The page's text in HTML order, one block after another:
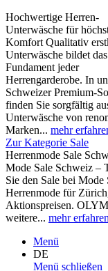
Hochwertige Herren-
Unterwäsche für
Komfort Qualitativ
Unterwäsche bildet das
Fundament jeder
Herrengarderobe. In
Schweizer Premium-
finden Sie sorgfältig
Unterwäsche von
Marken... mehr
Zur Kategorie Sale
Herrenmode Sale
Mode Sale Schweiz –
Sie den Sale bei
Herrenmode für
Aktionspreisen.
weitere... mehr erfahren
Menü
DE
Menü schließen